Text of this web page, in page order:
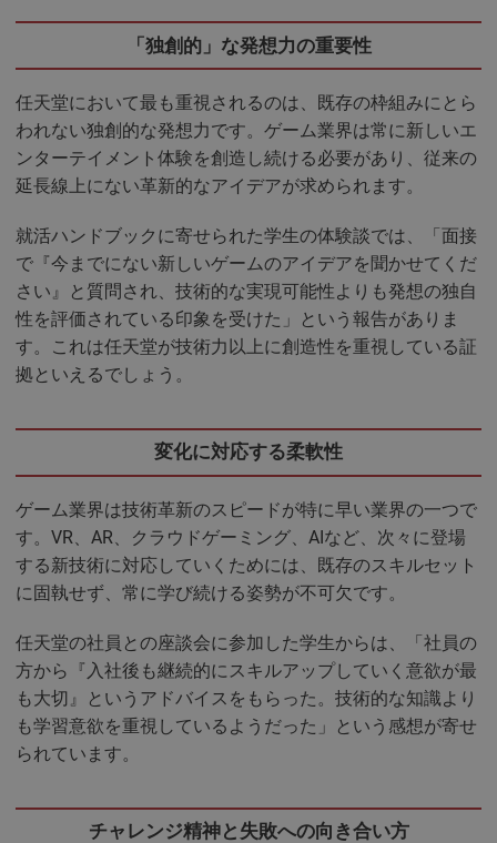
「独創的」な発想力の重要性
任天堂において最も重視されるのは、既存の枠組みにとら
われない独創的な発想力です。ゲーム業界は常に新しいエ
ンターテイメント体験を創造し続ける必要があり、従来の
延長線上にない革新的なアイデアが求められます。
就活ハンドブックに寄せられた学生の体験談では、「面接
で『今までにない新しいゲームのアイデアを聞かせてくだ
さい』と質問され、技術的な実現可能性よりも発想の独自
性を評価されている印象を受けた」という報告がありま
す。これは任天堂が技術力以上に創造性を重視している証
拠といえるでしょう。
変化に対応する柔軟性
ゲーム業界は技術革新のスピードが特に早い業界の一つで
す。VR、AR、クラウドゲーミング、AIなど、次々に登場
する新技術に対応していくためには、既存のスキルセット
に固執せず、常に学び続ける姿勢が不可欠です。
任天堂の社員との座談会に参加した学生からは、「社員の
方から『入社後も継続的にスキルアップしていく意欲が最
も大切』というアドバイスをもらった。技術的な知識より
も学習意欲を重視しているようだった」という感想が寄せ
られています。
チャレンジ精神と失敗への向き合い方